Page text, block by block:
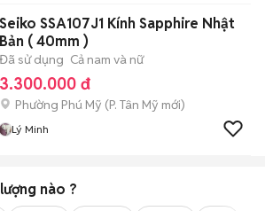
Seiko SSA107J1 Kính Sapphire Nhật
Bản ( 40mm )
Đã sử dụng Cả nam và nữ
3.300.000 đ
Phường Phú Mỹ (P. Tân Mỹ mới)
Lý Minh
nào ?